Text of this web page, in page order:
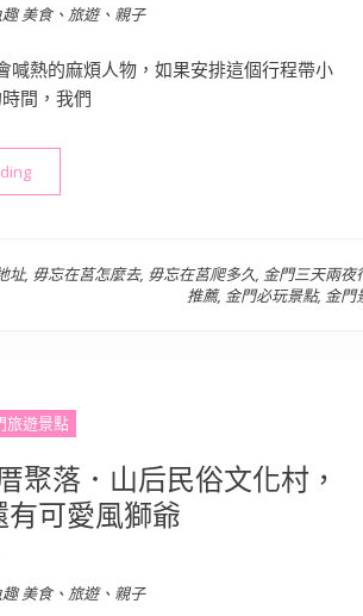
美食、旅遊、親子
喊熱的麻煩人物，如果安排這個行程帶小
間，我們
“金門景點》熱血挑戰太武山毋忘在莒，小孩也
址, 毋忘在莒怎麼去, 毋忘在莒爬多久, 金門三天兩夜
推薦, 金門必玩景點, 金門
旅遊景點
聚落．山后民俗文化村，
可愛風獅爺
美食、旅遊、親子